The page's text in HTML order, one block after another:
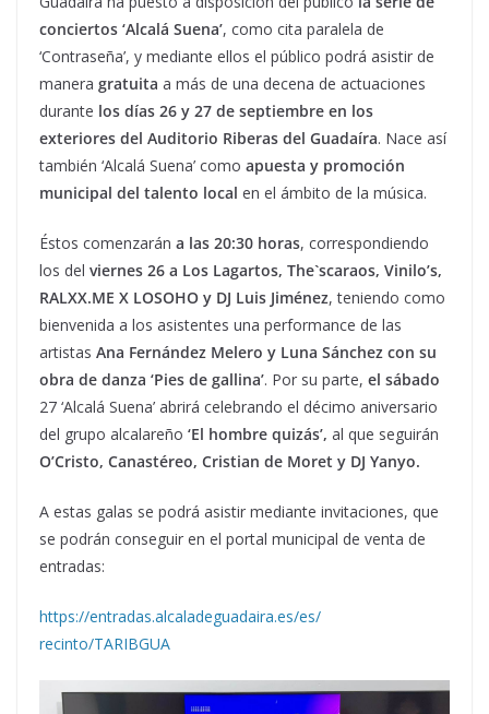
conciertos ‘Alcalá Suena’, como cita paralela de
‘Contraseña’, y mediante ellos el público podrá asistir de
manera gratuita a más de una decena de actuaciones
durante los días 26 y 27 de septiembre en los
exteriores del Auditorio Riberas del Guadaíra. Nace así
también ‘Alcalá Suena’ como apuesta y promoción
municipal del talento local en el ámbito de la música.
Éstos comenzarán a las 20:30 horas, correspondiendo
los del viernes 26 a Los Lagartos, The`scaraos, Vinilo’s,
RALXX.ME X LOSOHO y DJ Luis Jiménez, teniendo como
bienvenida a los asistentes una performance de las
artistas Ana Fernández Melero y Luna Sánchez con su
obra de danza ‘Pies de gallina’. Por su parte, el sábado
27 ‘Alcalá Suena’ abrirá celebrando el décimo aniversario
del grupo alcalareño ‘El hombre quizás’, al que seguirán
O’Cristo, Canastéreo, Cristian de Moret y DJ Yanyo.
A estas galas se podrá asistir mediante invitaciones, que
se podrán conseguir en el portal municipal de venta de
entradas:
https://entradas.alcaladeguadaira.es/es/
recinto/TARIBGUA